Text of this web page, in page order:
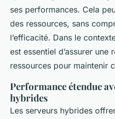
ses performances. Cela
des ressources, sans
l’efficacité. Dans le
est essentiel d’assurer
ressources pour maintenir
Performance étendue
hybrides
Les serveurs hybrides